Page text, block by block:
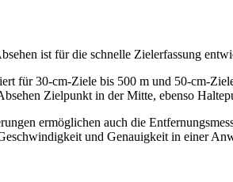
ist für die schnelle Zielerfassung
für 30-cm-Ziele bis 500 m und 50-cm-
Zielpunkt in der Mitte, ebenso
ermöglichen auch die
und Genauigkeit in einer